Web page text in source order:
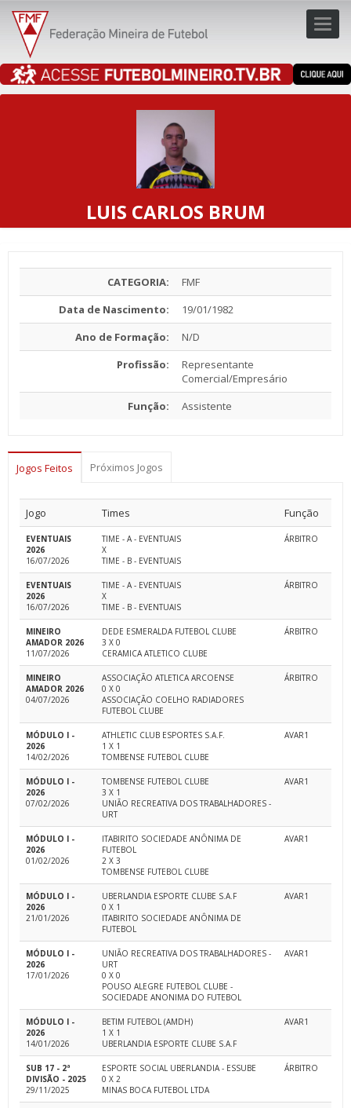
LUIS CARLOS BRUM
CATEGORIA:
FMF
Data de Nascimento:
19/01/1982
Ano de Formação:
N/D
Profissão:
Representante
Comercial/Empresário
Função:
Assistente
Jogos Feitos Próximos Jogos
Jogo Times Função
EVENTUAIS
2026
16/07/2026
TIME - A - EVENTUAIS
X
TIME - B - EVENTUAIS
ÁRBITRO
EVENTUAIS
2026
16/07/2026
TIME - A - EVENTUAIS
X
TIME - B - EVENTUAIS
ÁRBITRO
MINEIRO
AMADOR 2026
11/07/2026
DEDE ESMERALDA FUTEBOL CLUBE
3 X 0
CERAMICA ATLETICO CLUBE
ÁRBITRO
MINEIRO
AMADOR 2026
04/07/2026
ASSOCIAÇÃO ATLETICA ARCOENSE
0 X 0
ASSOCIAÇÃO COELHO RADIADORES
FUTEBOL CLUBE
ÁRBITRO
MÓDULO I -
2026
14/02/2026
ATHLETIC CLUB ESPORTES S.A.F.
1 X 1
TOMBENSE FUTEBOL CLUBE
AVAR1
MÓDULO I -
2026
07/02/2026
TOMBENSE FUTEBOL CLUBE
3 X 1
UNIÃO RECREATIVA DOS TRABALHADORES -
URT
AVAR1
MÓDULO I -
2026
01/02/2026
ITABIRITO SOCIEDADE ANÔNIMA DE
FUTEBOL
2 X 3
TOMBENSE FUTEBOL CLUBE
AVAR1
MÓDULO I -
2026
21/01/2026
UBERLANDIA ESPORTE CLUBE S.A.F
0 X 1
ITABIRITO SOCIEDADE ANÔNIMA DE
FUTEBOL
AVAR1
MÓDULO I -
2026
17/01/2026
UNIÃO RECREATIVA DOS TRABALHADORES -
URT
0 X 0
POUSO ALEGRE FUTEBOL CLUBE -
SOCIEDADE ANONIMA DO FUTEBOL
AVAR1
MÓDULO I -
2026
14/01/2026
BETIM FUTEBOL (AMDH)
1 X 1
UBERLANDIA ESPORTE CLUBE S.A.F
AVAR1
SUB 17 - 2ª
DIVISÃO - 2025
29/11/2025
ESPORTE SOCIAL UBERLANDIA - ESSUBE
0 X 2
MINAS BOCA FUTEBOL LTDA
ÁRBITRO